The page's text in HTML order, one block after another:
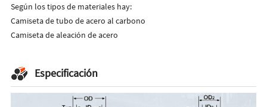
Según los tipos de materiales hay:
Camiseta de tubo de acero al carbono
Camiseta de aleación de acero
Especificación